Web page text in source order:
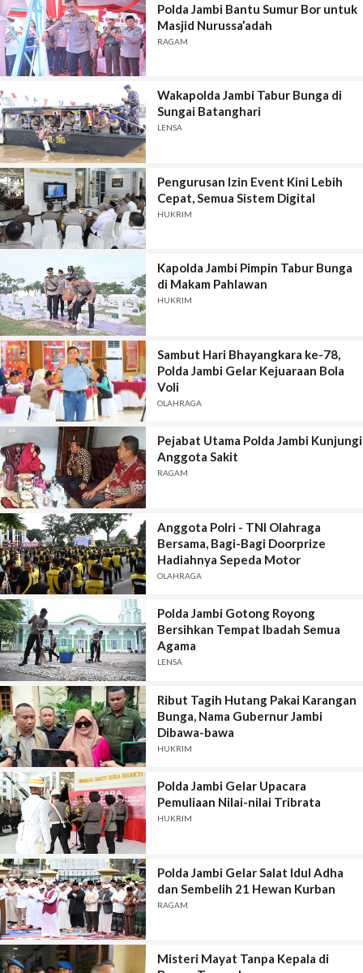
Polda Jambi Bantu Sumur Bor untuk
Masjid Nurussa’adah
RAGAM
Wakapolda Jambi Tabur Bunga di
Sungai Batanghari
LENSA
Pengurusan Izin Event Kini Lebih
Cepat, Semua Sistem Digital
HUKRIM
Kapolda Jambi Pimpin Tabur Bunga
di Makam Pahlawan
HUKRIM
Sambut Hari Bhayangkara ke-78,
Polda Jambi Gelar Kejuaraan Bola
Voli
OLAHRAGA
Pejabat Utama Polda Jambi Kunjungi
Anggota Sakit
RAGAM
Anggota Polri - TNI Olahraga
Bersama, Bagi-Bagi Doorprize
Hadiahnya Sepeda Motor
OLAHRAGA
Polda Jambi Gotong Royong
Bersihkan Tempat Ibadah Semua
Agama
LENSA
Ribut Tagih Hutang Pakai Karangan
Bunga, Nama Gubernur Jambi
Dibawa-bawa
HUKRIM
Polda Jambi Gelar Upacara
Pemuliaan Nilai-nilai Tribrata
HUKRIM
Polda Jambi Gelar Salat Idul Adha
dan Sembelih 21 Hewan Kurban
RAGAM
Misteri Mayat Tanpa Kepala di